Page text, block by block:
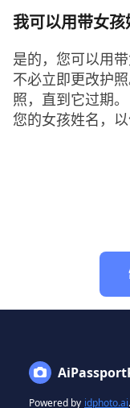
我可以用带女孩
是的，您可以用
不必立即更改护
照，直到它过期
您的女孩姓名，
Powered by idphoto.ai.